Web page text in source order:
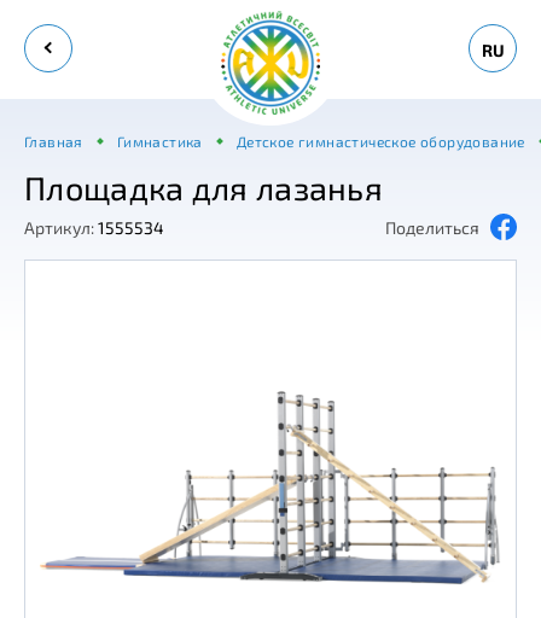
RU
Главная Гимнастика Детское гимнастическое оборудование
Артикул:1555534 Поделиться
Площадка для лазанья